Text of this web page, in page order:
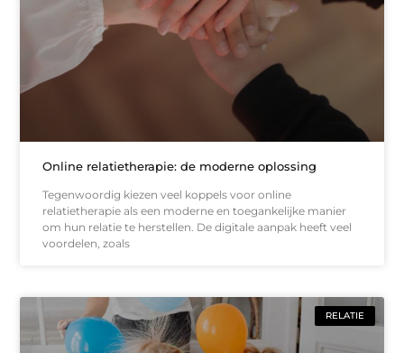
Online relatietherapie: de moderne oplossing
Tegenwoordig kiezen veel koppels voor online
relatietherapie als een moderne en toegankelijke manier
om hun relatie te herstellen. De digitale aanpak heeft veel
voordelen, zoals
RELATIE